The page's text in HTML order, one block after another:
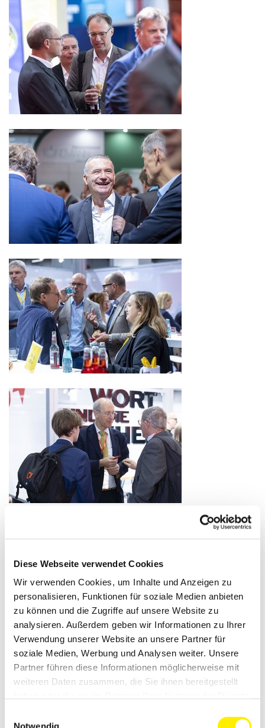
Diese Webseite verwendet Cookies
Wir verwenden Cookies, um Inhalte und Anzeigen zu
personalisieren, Funktionen für soziale Medien anbieten
zu können und die Zugriffe auf unsere Website zu
analysieren. Außerdem geben wir Informationen zu Ihrer
Verwendung unserer Website an unsere Partner für
soziale Medien, Werbung und Analysen weiter. Unsere
Partner führen diese Informationen möglicherweise mit
weiteren Daten zusammen, die Sie ihnen bereitgestellt
Notwendig